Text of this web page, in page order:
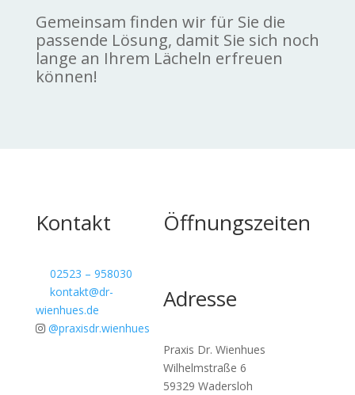
Gemeinsam finden wir für Sie die
passende Lösung, damit Sie sich noch
lange an Ihrem Lächeln erfreuen
können!
Kontakt
02523 – 958030
kontakt@dr-
wienhues.de
@praxisdr.wienhues
Öffnungszeiten
Adresse
Praxis Dr. Wienhues
Wilhelmstraße 6
59329 Wadersloh